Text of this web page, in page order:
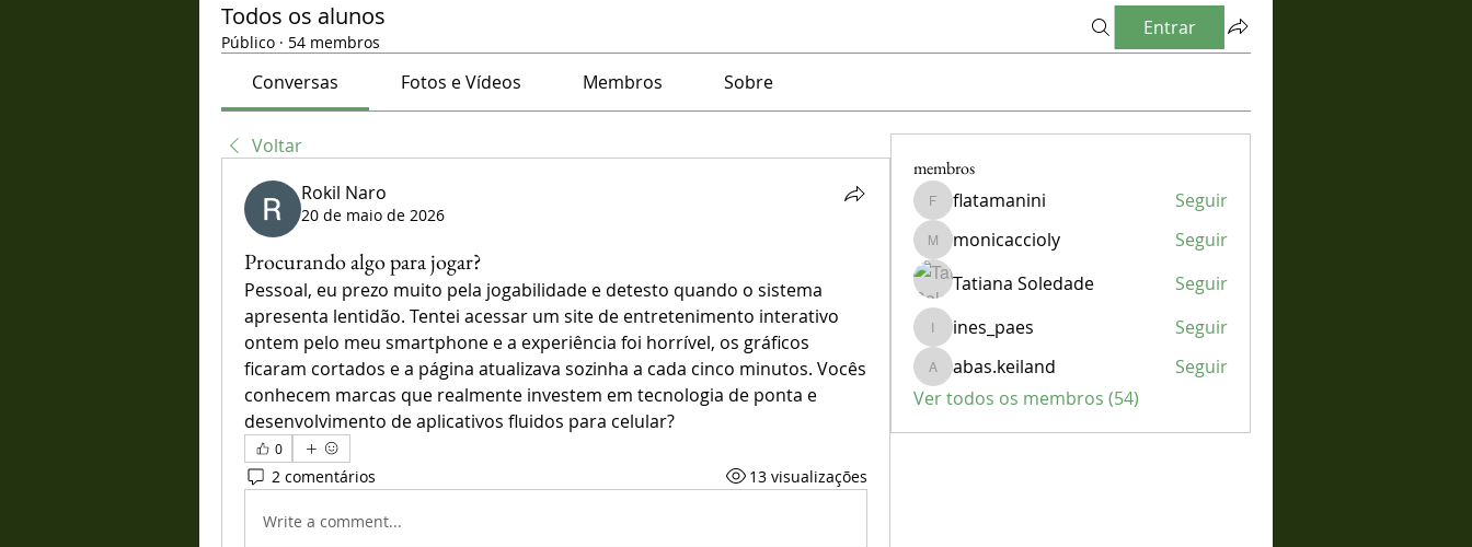
Todos os alunos
Público · 54 membros
Entrar
Conversas Fotos e Vídeos Membros Sobre
Voltar
Rokil Naro
20 de maio de 2026
Procurando algo para jogar?
Pessoal, eu prezo muito pela jogabilidade e detesto quando o sistema
apresenta lentidão. Tentei acessar um site de entretenimento interativo
ontem pelo meu smartphone e a experiência foi horrível, os gráficos
ficaram cortados e a página atualizava sozinha a cada cinco minutos. Vocês
conhecem marcas que realmente investem em tecnologia de ponta e
desenvolvimento de aplicativos fluidos para celular?
0
2 comentários 13 visualizações
Write a comment...
membros
flatamanini
flatamanini Seguir
monicaccioly
monicaccioly
Seguir
Tatiana Soledade
Seguir
ines_paes
ines_paes Seguir
abas.keiland
abas.keiland
Seguir
Ver todos os membros (54)